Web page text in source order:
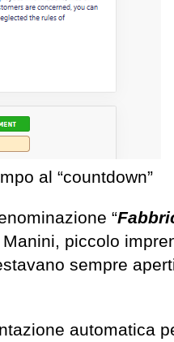
al “countdown”
“
piccolo
sempre
automatica